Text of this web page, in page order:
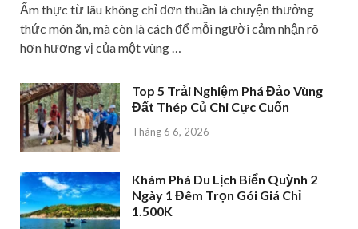
Ẩm thực từ lâu không chỉ đơn thuần là chuyện thưởng
thức món ăn, mà còn là cách để mỗi người cảm nhận rõ
hơn hương vị của một vùng …
Top 5 Trải Nghiệm Phá Đảo Vùng
Đất Thép Củ Chi Cực Cuốn
Tháng 6 6, 2026
Khám Phá Du Lịch Biển Quỳnh 2
Ngày 1 Đêm Trọn Gói Giá Chỉ
1.500K